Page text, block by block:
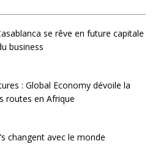
se rêve en future capitale
business
: Global Economy dévoile la
routes en Afrique
changent avec le monde